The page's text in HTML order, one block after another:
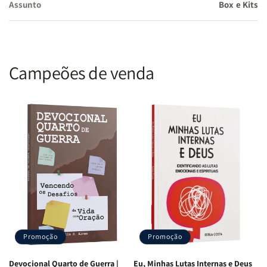
Benefícios do Kit Chaves do Poder
Mental: Supere medos e paralisias para uma mente renovada na
Por que adquirir este kit?
Ideal para quem deseja poder espiritual nas palavras e mente, o
Kit Chaves do Podercapacita a viver com transformação e
autoridade divina. Adquira agora e renove sua jornada!
Assunto Box e Kits
Campeões de venda
Promoção
Devocional Quarto de Guerra |
Promoção
Eu, Minhas Lutas Internas e Deus